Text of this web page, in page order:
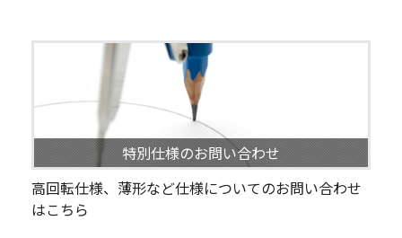
特別仕様のお問い合わせ
高回転仕様、薄形など仕様についてのお問い合わせ
はこちら